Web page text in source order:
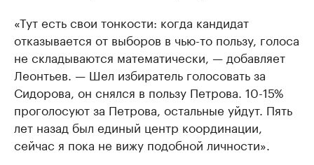
«Тут есть свои тонкости: когда кандидат
отказывается от выборов в чью-то пользу, голоса
не складываются математически, — добавляет
Леонтьев. — Шел избиратель голосовать за
Сидорова, он снялся в пользу Петрова. 10-15%
проголосуют за Петрова, остальные уйдут. Пять
лет назад был единый центр координации,
сейчас я пока не вижу подобной личности».